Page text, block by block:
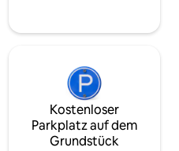
Kostenloser
Parkplatz auf dem
Grundstück